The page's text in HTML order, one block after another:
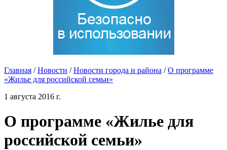
Главная / Новости / Новости города и района / О программе
«Жилье для российской семьи»
1 августа 2016 г.
О программе «Жилье для
российской семьи»